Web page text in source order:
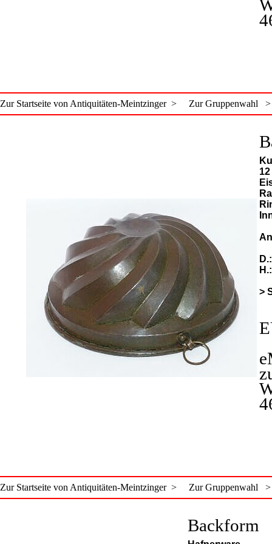
Zur Startseite von Antiquitäten-Meintzinger > Zur Gruppenwahl >
>
Zur Startseite von Antiquitäten-Meintzinger > Zur Gruppenwahl >
Backform